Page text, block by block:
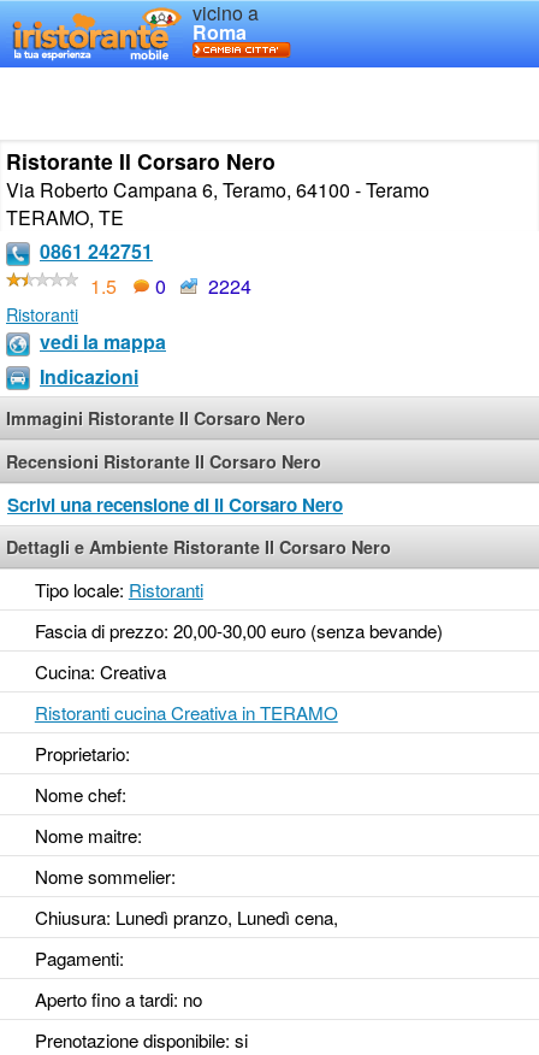
vicino a
Roma
Ristorante Il Corsaro Nero
Via Roberto Campana 6, Teramo, 64100 - Teramo
TERAMO, TE
0861 242751
1.5
0 2224
Ristoranti
vedi la mappa
Indicazioni
Immagini Ristorante Il Corsaro Nero
Recensioni Ristorante Il Corsaro Nero
Scrivi una recensione di Il Corsaro Nero
Dettagli e Ambiente Ristorante Il Corsaro Nero
Tipo locale: Ristoranti
Fascia di prezzo: 20,00-30,00 euro (senza bevande)
Cucina: Creativa
Ristoranti cucina Creativa in TERAMO
Proprietario:
Nome chef:
Nome maitre:
Nome sommelier:
Chiusura: Lunedì pranzo, Lunedì cena,
Pagamenti:
Aperto fino a tardi: no
Prenotazione disponibile: si